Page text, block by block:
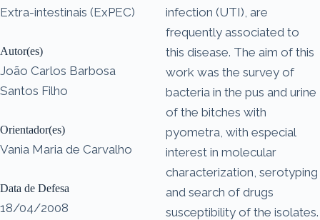
Extra-intestinais (ExPEC)
Autor(es)
João Carlos Barbosa
Santos Filho
Orientador(es)
Vania Maria de Carvalho
Data de Defesa
18/04/2008
infection (UTI), are
frequently associated to
this disease. The aim of this
work was the survey of
bacteria in the pus and urine
of the bitches with
pyometra, with especial
interest in molecular
characterization, serotyping
and search of drugs
susceptibility of the isolates.